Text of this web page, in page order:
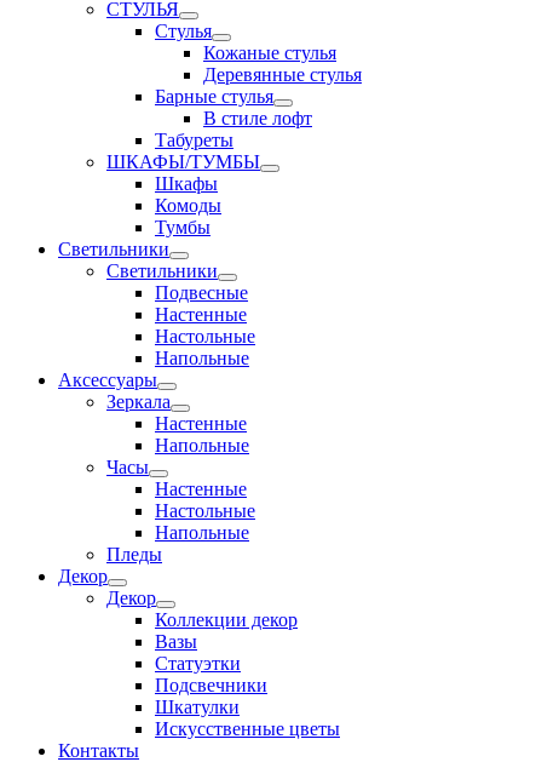
СТУЛЬЯ
Стулья
Кожаные стулья
Деревянные стулья
Барные стулья
В стиле лофт
Табуреты
ШКАФЫ/ТУМБЫ
Шкафы
Комоды
Тумбы
Светильники
Светильники
Подвесные
Настенные
Настольные
Напольные
Аксессуары
Зеркала
Настенные
Напольные
Часы
Настенные
Настольные
Напольные
Пледы
Декор
Декор
Коллекции декор
Вазы
Статуэтки
Подсвечники
Шкатулки
Искусственные цветы
Контакты